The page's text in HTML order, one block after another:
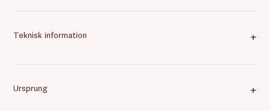
Teknisk information +
Ursprung +